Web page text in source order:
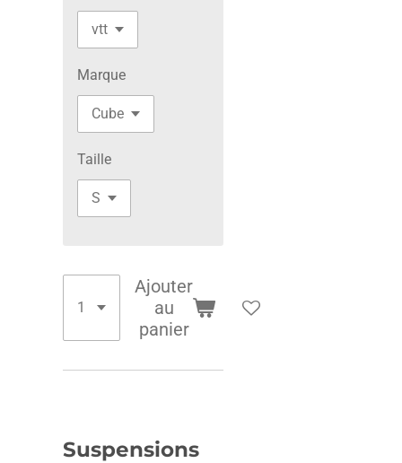
Marque
Taille
Ajouter
au
panier
Suspensions